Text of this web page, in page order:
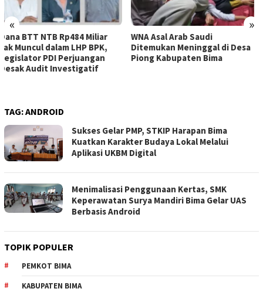
« »
WNA Asal Arab Saudi
Ditemukan Meninggal di Desa
Piong Kabupaten Bima
Sejumlah Pekerja Dapur MBG
di Kabupaten Bima Dilaporkan
Positif Hepatitis, Puskesmas
TAG:ANDROID
Sukses Gelar PMP, STKIP Harapan Bima
Kuatkan Karakter Budaya Lokal Melalui
Aplikasi UKBM Digital
Menimalisasi Penggunaan Kertas, SMK
Keperawatan Surya Mandiri Bima Gelar UAS
Berbasis Android
TOPIK POPULER
PEMKOT BIMA
KABUPATEN BIMA